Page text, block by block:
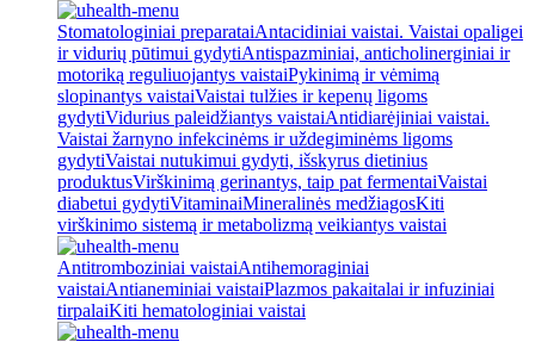
Stomatologiniai preparataiAntacidiniai vaistai. Vaistai opaligei
ir vidurių pūtimui gydytiAntispazminiai, anticholinerginiai ir
motoriką reguliuojantys vaistaiPykinimą ir vėmimą
slopinantys vaistaiVaistai tulžies ir kepenų ligoms
gydytiVidurius paleidžiantys vaistaiAntidiarėjiniai vaistai.
Vaistai žarnyno infekcinėms ir uždegiminėms ligoms
gydytiVaistai nutukimui gydyti, išskyrus dietinius
produktusVirškinimą gerinantys, taip pat fermentaiVaistai
diabetui gydytiVitaminaiMineralinės medžiagosKiti
virškinimo sistemą ir metabolizmą veikiantys vaistai
Antitromboziniai vaistaiAntihemoraginiai
vaistaiAntianeminiai vaistaiPlazmos pakaitalai ir infuziniai
tirpalaiKiti hematologiniai vaistai